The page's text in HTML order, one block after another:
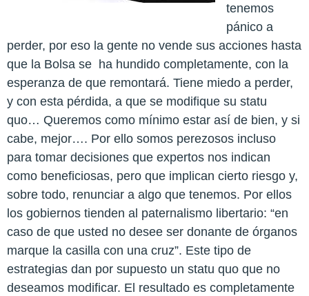
tenemos
pánico a
perder, por eso la gente no vende sus acciones hasta
que la Bolsa se ha hundido completamente, con la
esperanza de que remontará. Tiene miedo a perder,
y con esta pérdida, a que se modifique su statu
quo… Queremos como mínimo estar así de bien, y si
cabe, mejor…. Por ello somos perezosos incluso
para tomar decisiones que expertos nos indican
como beneficiosas, pero que implican cierto riesgo y,
sobre todo, renunciar a algo que tenemos. Por ellos
los gobiernos tienden al paternalismo libertario: “en
caso de que usted no desee ser donante de órganos
marque la casilla con una cruz”. Este tipo de
estrategias dan por supuesto un statu quo que no
deseamos modificar. El resultado es completamente